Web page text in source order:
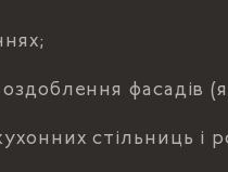
фасадів
стільниць і